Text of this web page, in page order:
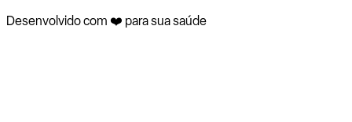
Desenvolvido com ❤️ para sua saúde